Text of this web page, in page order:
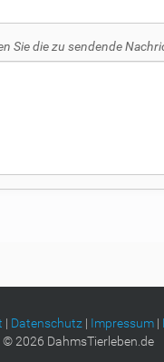
Sie die zu sendende
| Datenschutz| Impressum|
©2026 DahmsTierleben.de